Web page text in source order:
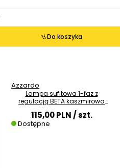
Do koszyka
Azzardo
Lampa sufitowa 1-faz z
regulacją BETA kaszmirowa
AZ7376 1xGU10 tuba
115,00 PLN/ szt.
Dostępne